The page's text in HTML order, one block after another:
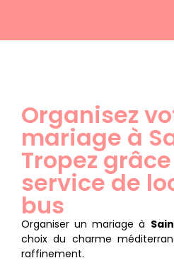
Organisez
mariage à
Tropez
service de
bus
Organiser un mariage à
choix du charme
raffinement.